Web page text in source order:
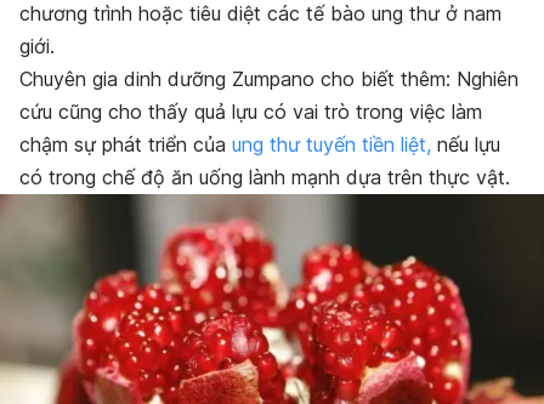
chương trình hoặc tiêu diệt các tế bào ung thư ở nam
giới.
Chuyên gia dinh dưỡng Zumpano cho biết thêm: Nghiên
cứu cũng cho thấy quả lựu có vai trò trong việc làm
chậm sự phát triển của ung thư tuyến tiền liệt, nếu lựu
có trong chế độ ăn uống lành mạnh dựa trên thực vật.